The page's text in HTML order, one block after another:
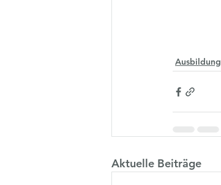
Ausbildung
Aktuelle Beiträge